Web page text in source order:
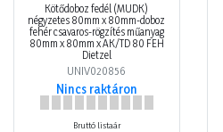
Kötődoboz fedél (MÜDK)
négyzetes 80mm x 80mm-doboz
fehér csavaros-rögzítés műanyag
80mm x 80mm x AK/TD 80 FEH
Dietzel
UNIV020856
Nincs raktáron
Bruttó listaár